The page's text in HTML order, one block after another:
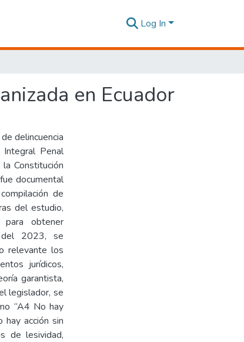
Log In
en Ecuador
delincuencia
Penal
Constitución
documental
de
del estudio,
para obtener
2023, se
relevante los
jurídicos,
garantista,
legislador, se
“A4 No hay
acción sin
de lesividad,